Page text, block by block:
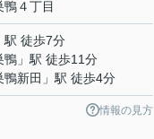
鴨４丁目
駅 徒歩7分
鴨 」駅 徒歩11分
鴨新田 」駅 徒歩4分
情報の見方